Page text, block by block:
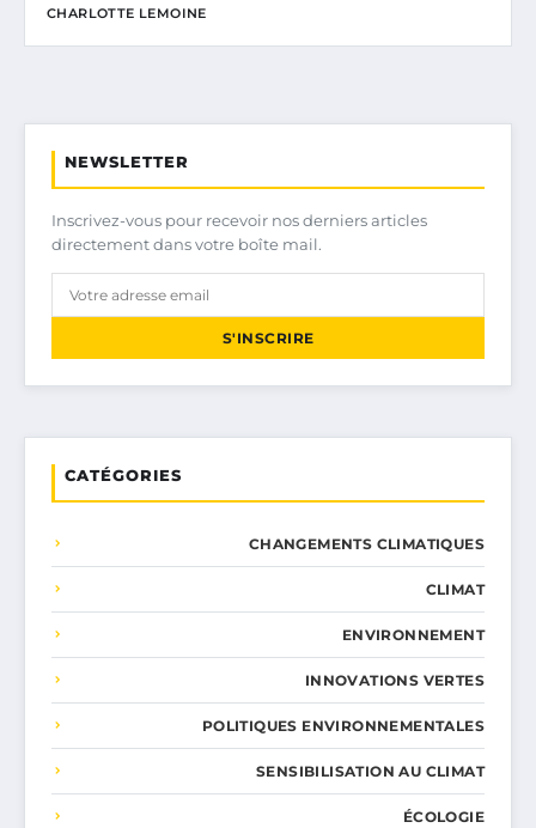
CHARLOTTE LEMOINE
NEWSLETTER
Inscrivez-vous pour recevoir nos derniers articles
directement dans votre boîte mail.
S'INSCRIRE
CATÉGORIES
CHANGEMENTS CLIMATIQUES
CLIMAT
ENVIRONNEMENT
INNOVATIONS VERTES
POLITIQUES ENVIRONNEMENTALES
SENSIBILISATION AU CLIMAT
ÉCOLOGIE